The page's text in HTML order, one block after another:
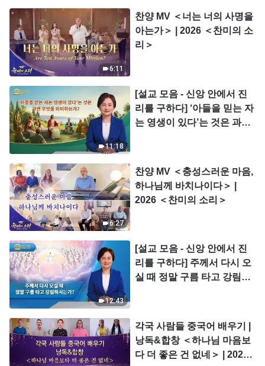
6:11
찬양 MV ＜너는 너의 사명을
아는가＞ | 2026 ＜찬미의 소
리＞
11:18
[설교 모음 - 신앙 안에서 진
리를 구하다] ‘아들을 믿는 자
는 영생이 있다’는 것은 과연
6:27
찬양 MV ＜충성스러운 마음,
하나님께 바치나이다＞ |
2026 ＜찬미의 소리＞
12:43
[설교 모음 - 신앙 안에서 진
리를 구하다] 주께서 다시 오
실 때 정말 구름 타고 강림하
각국 사람들 중국어 배우기 |
낭독&합창 ＜하나님 마음보
다 더 좋은 건 없네＞ | 2026